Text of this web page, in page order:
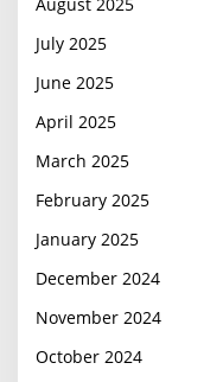
July 2025
June 2025
April 2025
March 2025
February 2025
January 2025
December 2024
November 2024
October 2024